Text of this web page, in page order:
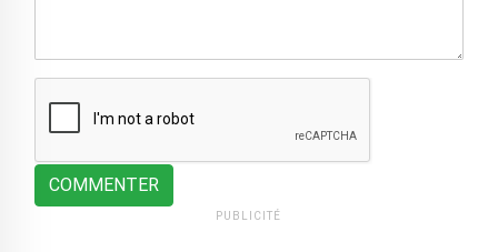
COMMENTER
PUBLICITÉ